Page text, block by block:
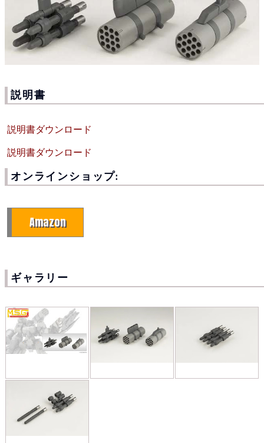
説明書
説明書ダウンロード
説明書ダウンロード
オンラインショップ:
Amazon
ギャラリー